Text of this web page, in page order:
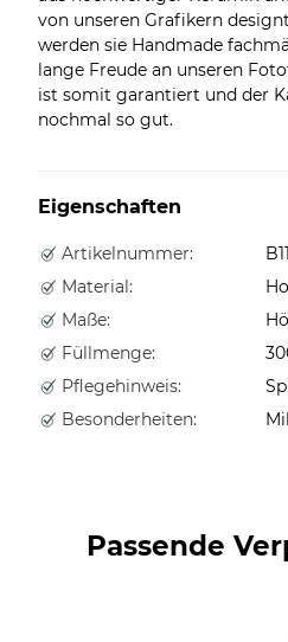
von unseren Grafikern
werden sie Handmade
lange Freude an unseren
ist somit garantiert und der
nochmal so gut.
Eigenschaften
Artikelnummer:
Material:
Maße:
Füllmenge:
Pflegehinweis:
Besonderheiten:
Passende